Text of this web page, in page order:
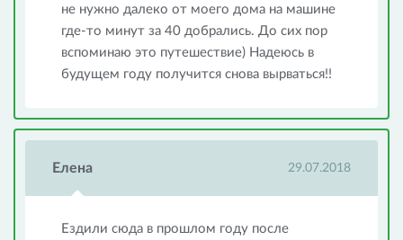
не нужно далеко от моего дома на машине
где-то минут за 40 добрались. До сих пор
вспоминаю это путешествие) Надеюсь в
будущем году получится снова вырваться!!
Елена 29.07.2018
Ездили сюда в прошлом году после